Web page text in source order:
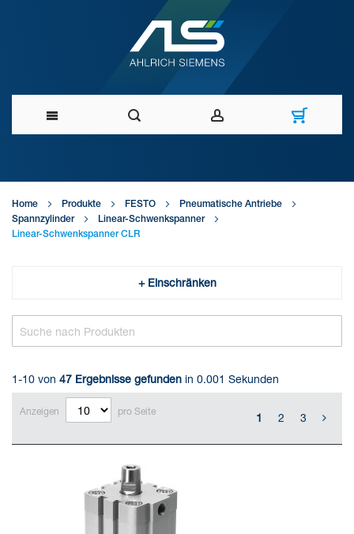
zum
Inhalt
Home Produkte FESTO
Pneumatische Antriebe
Spannzylinder
Linear-Schwenkspanner
Linear-Schwenkspanner CLR
+ Einschränken
1-10 von 47 Ergebnisse gefunden in 0.001 Sekunden
Anzeigen pro Seite 1 2 3